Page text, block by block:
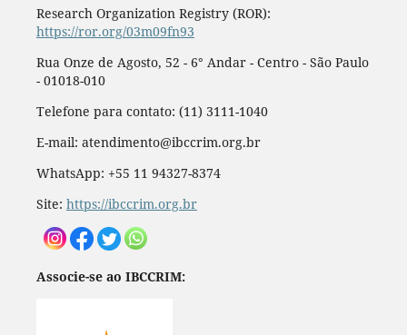
Research Organization Registry (ROR):
https://ror.org/03m09fn93
Rua Onze de Agosto, 52 - 6° Andar - Centro - São Paulo
- 01018-010
Telefone para contato: (11) 3111-1040
E-mail: atendimento@ibccrim.org.br
WhatsApp: +55 11 94327-8374
Site: https://ibccrim.org.br
Associe-se ao IBCCRIM: